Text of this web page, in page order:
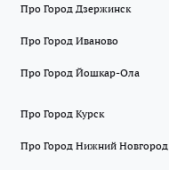
Про Город Дзержинск
Про Город Иваново
Про Город Йошкар-Ола
Про Город Курск
Про Город Нижний Новгород